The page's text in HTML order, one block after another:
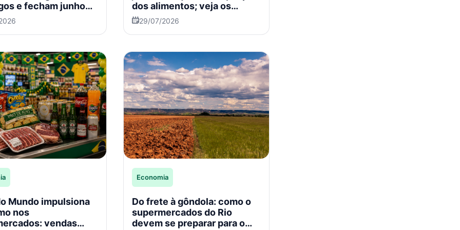
e fecham junho
positivo
dos alimentos; veja os
impactos para os
supermercados
29/07/2026
Mundo impulsiona
nos
vendas
Economia
Do frete à gôndola: como o
supermercados do Rio
devem se preparar para o